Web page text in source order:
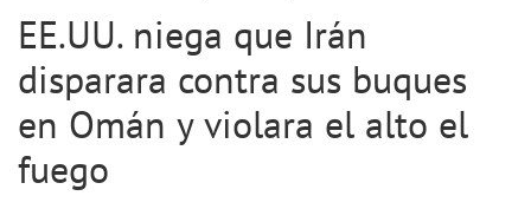
EE.UU. niega que Irán
disparara contra sus buques
en Omán y violara el alto el
fuego